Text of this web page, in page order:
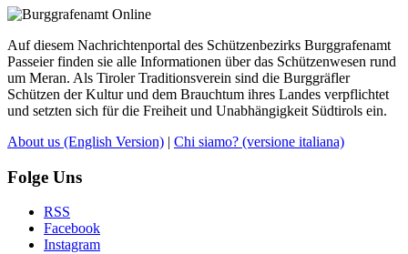
Auf diesem Nachrichtenportal des Schützenbezirks Burggrafenamt
Passeier finden sie alle Informationen über das Schützenwesen rund
um Meran. Als Tiroler Traditionsverein sind die Burggräfler
Schützen der Kultur und dem Brauchtum ihres Landes verpflichtet
und setzten sich für die Freiheit und Unabhängigkeit Südtirols ein.
About us (English Version) | Chi siamo? (versione italiana)
Folge Uns
RSS
Facebook
Instagram